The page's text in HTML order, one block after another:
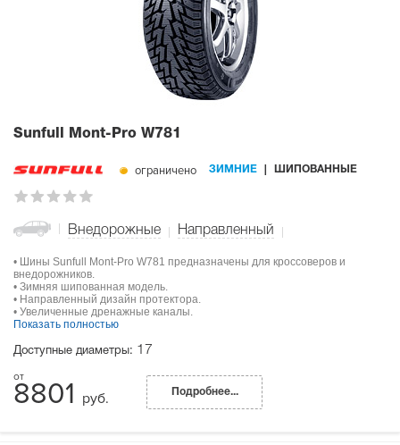
Sunfull Mont-Pro W781
ограничено ЗИМНИЕ ШИПОВАННЫЕ
Внедорожные Направленный
• Шины Sunfull Mont-Pro W781 предназначены для кроссоверов и
внедорожников.
• Зимняя шипованная модель.
• Направленный дизайн протектора.
• Увеличенные дренажные каналы.
Показать полностью
Доступные диаметры: 17
8801 руб. Подробнее...